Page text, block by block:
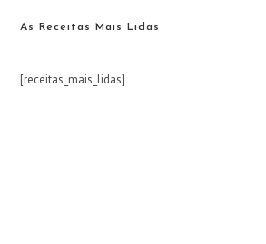
As Receitas Mais Lidas
[receitas_mais_lidas]